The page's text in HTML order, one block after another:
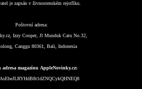
je zapsán v živnostenském rejstříku.
Poštovní adresa:
Izzy Cooper, Jl Munduk Catu No.32,
Canggu 80361, Bali, Indonesia
adresa magazínu AppleNovinky.cz: